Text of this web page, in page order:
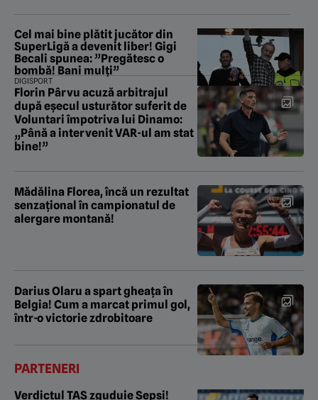
Cel mai bine plătit jucător din
SuperLigă a devenit liber! Gigi
Becali spunea: ”Pregătesc o
bombă! Bani mulți”
DIGISPORT
Florin Pârvu acuză arbitrajul
după eșecul usturător suferit de
Voluntari împotriva lui Dinamo:
„Până a intervenit VAR-ul am stat
bine!”
Mădălina Florea, încă un rezultat
senzațional în campionatul de
alergare montană!
Darius Olaru a spart gheața în
Belgia! Cum a marcat primul gol,
într-o victorie zdrobitoare
PARTENERI
Verdictul TAS zguduie Sepsi!